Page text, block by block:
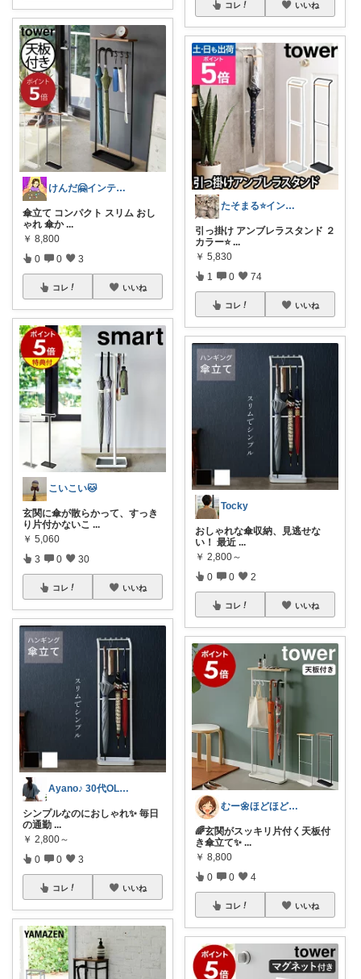
けんだ🤗インテリア多め
傘立て コンパクト スリム おし
ゃれ 傘か ...
￥ 8,800
0 0 3
コレ いいね
こいこい🐱
玄関に傘が散らかって、すっき
り片付かないこ ...
￥ 5,060
3 0 30
コレ いいね
Ayano♪ 30代OLファッション
シンプルなのにおしゃれ✨ 毎日
の通勤 ...
￥ 2,800～
0 0 3
コレ いいね
コレ いいね
たそまる⭐️インテリア雑貨
引っ掛け アンブレラスタンド ２
カラー⭐️ ...
￥ 5,830
1 0 74
コレ いいね
Tocky
おしゃれな傘収納、見逃せな
い！ 最近 ...
￥ 2,800～
0 0 2
コレ いいね
むー🌼ほどほど生活🌼
🌈玄関がスッキリ片付く天板付
き傘立て✨ ...
￥ 8,800
0 0 4
コレ いいね